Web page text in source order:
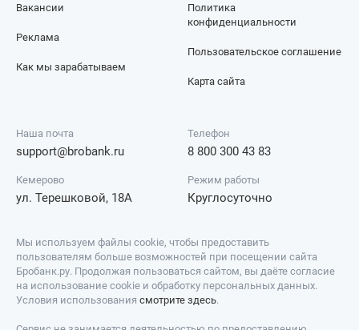
Вакансии
Реклама
Как мы зарабатываем
Политика
конфиденциальности
Пользовательское соглашение
Карта сайта
Наша почта
support@brobank.ru
Телефон
8 800 300 43 83
Кемерово
ул. Терешковой, 18А
Режим работы
Круглосуточно
Мы используем файлы cookie, чтобы предоставить
пользователям больше возможностей при посещении сайта
Бробанк.ру. Продолжая пользоваться сайтом, вы даёте согласие
на использование cookie и обработку персональных данных.
Условия использования смотрите здесь.